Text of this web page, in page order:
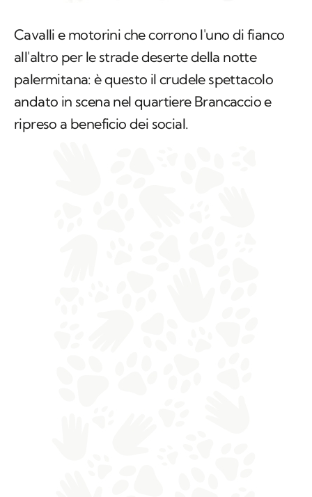
Cavalli e motorini che corrono l'uno di fianco
all'altro per le strade deserte della notte
palermitana: è questo il crudele spettacolo
andato in scena nel quartiere Brancaccio e
ripreso a beneficio dei social.